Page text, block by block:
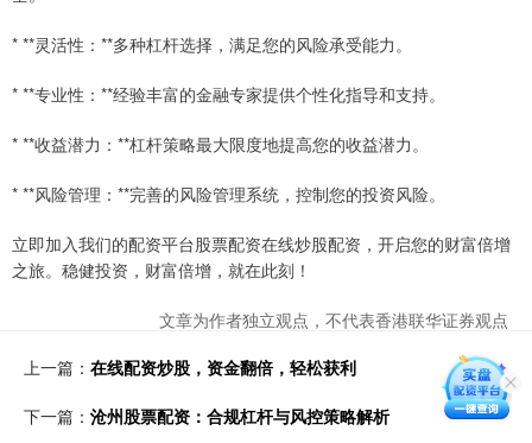
* **灵活性：**多种杠杆选择，满足您的风险承受能力。
* **专业性：**经验丰富的金融专家提供个性化指导和支持。
* **收益潜力：**杠杆策略最大限度地提高您的收益潜力。
* **风险管理：**完善的风险管理系统，控制您的投资风险。
立即加入我们的配资平台股票配资在线炒股配资，开启您的财富倍增
之旅。稳健投资，财富倍增，就在此刻！
文章为作者独立观点，不代表香港联华证券观点
上一篇： 在线配资炒股，资金翻倍，轻松获利
下一篇： 沧州股票配资：合规杠杆与风控策略解析